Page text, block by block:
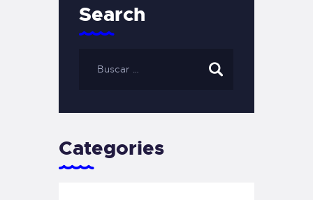
Search
Categories